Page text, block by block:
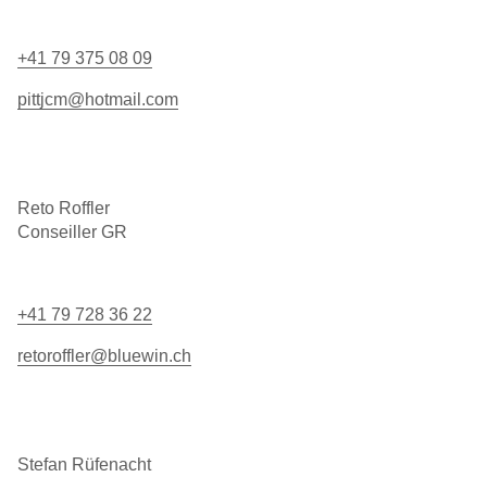
+41 79 375 08 09
pittjcm@hotmail.com
Reto Roffler
Conseiller GR
+41 79 728 36 22
retoroffler@bluewin.ch
Stefan Rüfenacht